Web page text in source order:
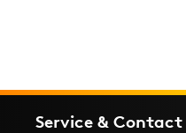
Service & Contact